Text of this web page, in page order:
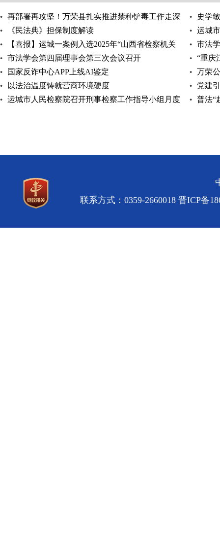
再部署再攻坚！万荣县扎实推进禁种铲毒工作走深
走实
史学
《民法典》担保制度解读
运城
开
【喜报】运城一案例入选2025年“山西省检察机关
公益诉讼有代表
市法
市法学会第四届理事会第三次会议召开
“重庆
国家反诈中心APP上线AI鉴定
万荣
动
以法治温度铸就营商环境硬度
党建
运城市人民检察院召开刑事检察工作指导小组月度
普法“
联系方式：0359-2660018 晋ICP备